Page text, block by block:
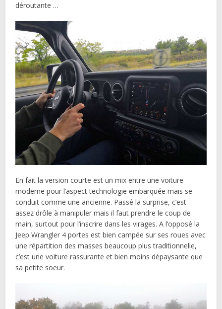
déroutante …
En fait la version courte est un mix entre une voiture
moderne pour l’aspect technologie embarquée mais se
conduit comme une ancienne. Passé la surprise, c’est
assez drôle à manipuler mais il faut prendre le coup de
main, surtout pour l’inscrire dans les virages. A l’opposé la
Jeep Wrangler 4 portes est bien campée sur ses roues avec
une répartition des masses beaucoup plus traditionnelle,
c’est une voiture rassurante et bien moins dépaysante que
sa petite soeur.